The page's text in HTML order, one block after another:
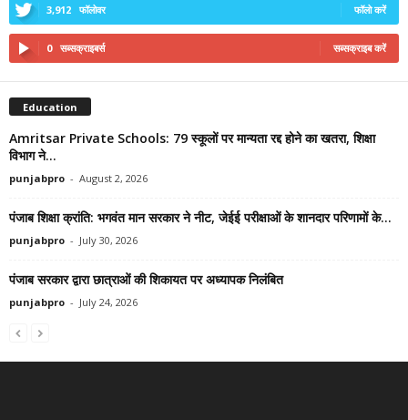
3,912 फॉलोवर फॉलो करें
0 सब्सक्राइबर्स सब्सक्राइब करें
Education
Amritsar Private Schools: 79 स्कूलों पर मान्यता रद्द होने का खतरा, शिक्षा
विभाग ने...
punjabpro - August 2, 2026
पंजाब शिक्षा क्रांति: भगवंत मान सरकार ने नीट, जेईई परीक्षाओं के शानदार परिणामों के...
punjabpro - July 30, 2026
पंजाब सरकार द्वारा छात्राओं की शिकायत पर अध्यापक निलंबित
punjabpro - July 24, 2026